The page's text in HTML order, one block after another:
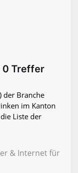
0 Treffer
der Branche
im Kanton
Liste der
& Internet für